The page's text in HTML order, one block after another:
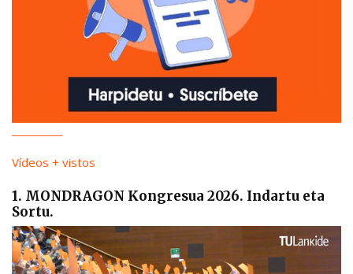
Vídeos + vistos
1. MONDRAGON Kongresua 2026. Indartu eta
Sortu.